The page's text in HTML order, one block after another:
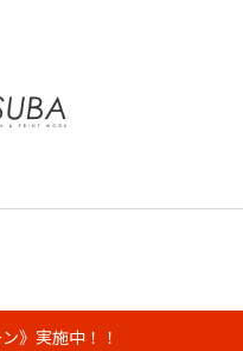
》実施中！！